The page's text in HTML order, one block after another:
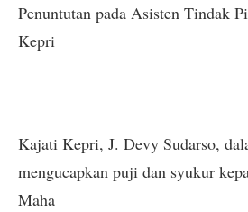
Penuntutan pada Asisten Tindak
Kepri
Kajati Kepri, J. Devy Sudarso,
mengucapkan puji dan syukur
Maha